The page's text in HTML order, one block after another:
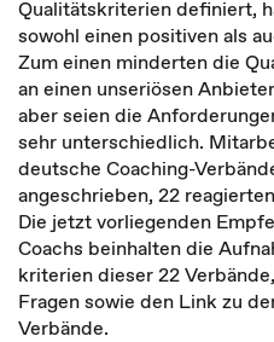
Qualitätskriterien definiert,
sowohl einen positiven als
Zum einen minderten die
an einen unseriösen
aber seien die
sehr unterschiedlich.
deutsche Coaching-
angeschrieben, 22
Die jetzt vorliegenden
Coachs beinhalten die
kriterien dieser 22
Fragen sowie den Link zu
Verbände.